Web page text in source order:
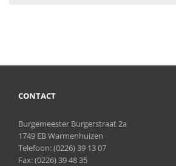
CONTACT
Burgemeester Burgerstraat 2a
1749 EB Warmenhuizen
Telefoon:(0226) 39 13 07
Fax: (0226) 39 48 35